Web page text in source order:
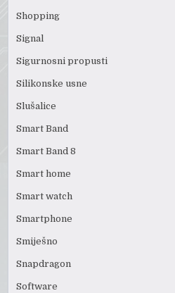
Shopping
Signal
Sigurnosni propusti
Silikonske usne
Slušalice
Smart Band
Smart Band 8
Smart home
Smart watch
Smartphone
Smiješno
Snapdragon
Software